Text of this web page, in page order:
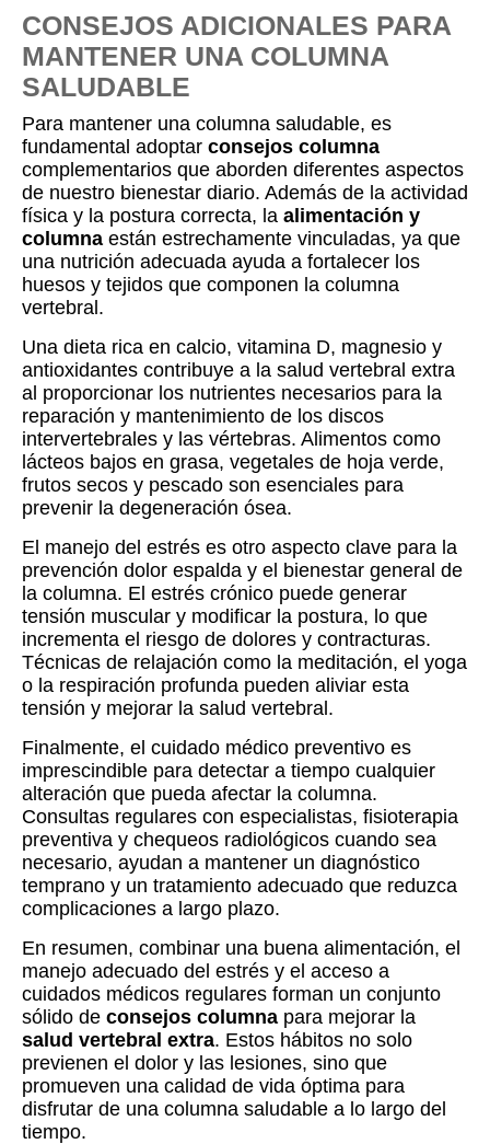
CONSEJOS ADICIONALES PARA
MANTENER UNA COLUMNA
SALUDABLE
Para mantener una columna saludable, es
fundamental adoptar consejos columna
complementarios que aborden diferentes aspectos
de nuestro bienestar diario. Además de la actividad
física y la postura correcta, la alimentación y
columna están estrechamente vinculadas, ya que
una nutrición adecuada ayuda a fortalecer los
huesos y tejidos que componen la columna
vertebral.
Una dieta rica en calcio, vitamina D, magnesio y
antioxidantes contribuye a la salud vertebral extra
al proporcionar los nutrientes necesarios para la
reparación y mantenimiento de los discos
intervertebrales y las vértebras. Alimentos como
lácteos bajos en grasa, vegetales de hoja verde,
frutos secos y pescado son esenciales para
prevenir la degeneración ósea.
El manejo del estrés es otro aspecto clave para la
prevención dolor espalda y el bienestar general de
la columna. El estrés crónico puede generar
tensión muscular y modificar la postura, lo que
incrementa el riesgo de dolores y contracturas.
Técnicas de relajación como la meditación, el yoga
o la respiración profunda pueden aliviar esta
tensión y mejorar la salud vertebral.
Finalmente, el cuidado médico preventivo es
imprescindible para detectar a tiempo cualquier
alteración que pueda afectar la columna.
Consultas regulares con especialistas, fisioterapia
preventiva y chequeos radiológicos cuando sea
necesario, ayudan a mantener un diagnóstico
temprano y un tratamiento adecuado que reduzca
complicaciones a largo plazo.
En resumen, combinar una buena alimentación, el
manejo adecuado del estrés y el acceso a
cuidados médicos regulares forman un conjunto
sólido de consejos columna para mejorar la
salud vertebral extra. Estos hábitos no solo
previenen el dolor y las lesiones, sino que
promueven una calidad de vida óptima para
disfrutar de una columna saludable a lo largo del
tiempo.